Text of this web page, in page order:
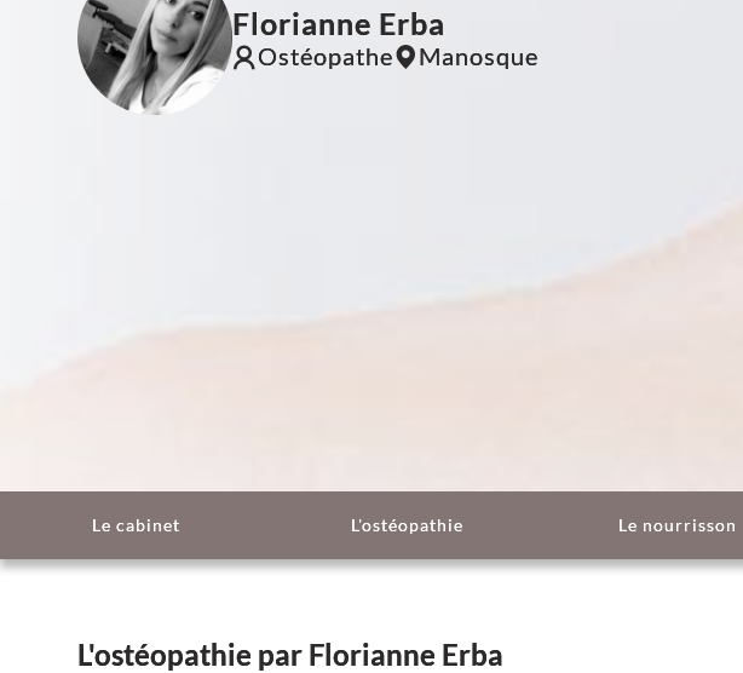
Florianne Erba
Ostéopathe Manosque
Le cabinet L'ostéopathie Le nourrisson
L'ostéopathie par Florianne Erba